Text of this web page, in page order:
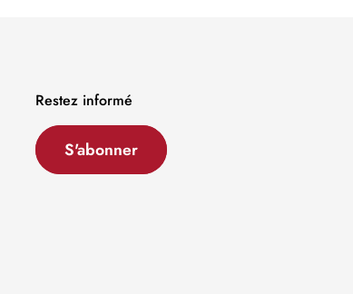
Restez informé
S'abonner